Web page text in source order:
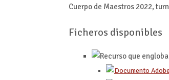
Cuerpo de Maestros 2022,
Ficheros disponibles